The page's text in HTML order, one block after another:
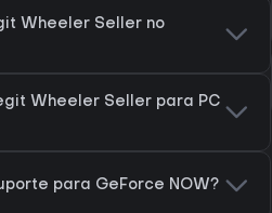
Wheeler Seller no
Wheeler Seller para PC
para GeForce NOW?